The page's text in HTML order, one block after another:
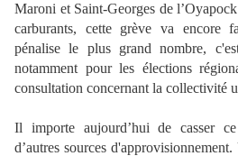
Maroni et Saint-Georges de
carburants, cette grève va encore
pénalise le plus grand nombre,
notamment pour les élections
consultation concernant la collectivité
Il importe aujourd’hui de casser
d’autres sources